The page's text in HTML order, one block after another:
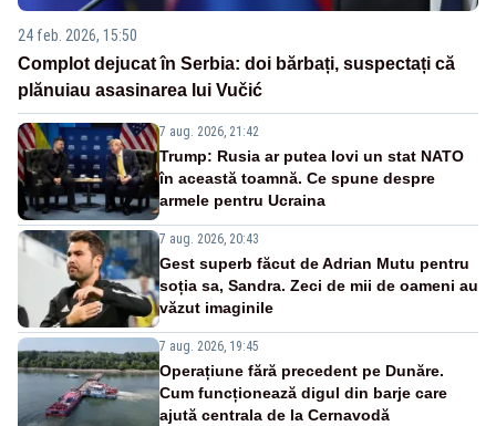
24 feb. 2026, 15:50
Complot dejucat în Serbia: doi bărbați, suspectați că
plănuiau asasinarea lui Vučić
7 aug. 2026, 21:42
Trump: Rusia ar putea lovi un stat NATO
în această toamnă. Ce spune despre
armele pentru Ucraina
7 aug. 2026, 20:43
Gest superb făcut de Adrian Mutu pentru
soția sa, Sandra. Zeci de mii de oameni au
văzut imaginile
7 aug. 2026, 19:45
Operațiune fără precedent pe Dunăre.
Cum funcționează digul din barje care
ajută centrala de la Cernavodă